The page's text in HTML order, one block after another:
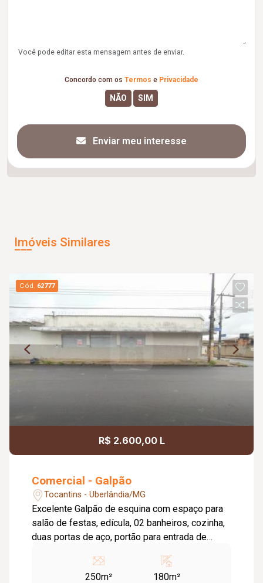
Você pode editar esta mensagem antes de enviar.
Concordo com os Termos e Privacidade
Enviar meu interesse
Imóveis Similares
Cód. 62777
R$ 2.600,00 L
Comercial - Galpão
Tocantins - Uberlândia/MG
Excelente Galpão de esquina com espaço para
salão de festas, edícula, 02 banheiros, cozinha,
duas portas de aço, portão para entrada de
documentos comercial.
250m²
180m²